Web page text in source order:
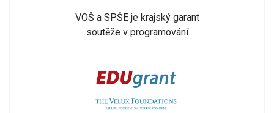
VOŠ a SPŠE je krajský garant
soutěže v programování